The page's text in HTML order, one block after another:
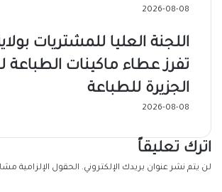
2026-08-08
اللجنة العليا للمشتريات
تفرز عطاء ماكينات الطباعة
الجزيرة للطباعة
2026-08-08
اترك تعليقاً
لن يتم نشر عنوان بريدك الإلكتروني. الحقول الإلزامية